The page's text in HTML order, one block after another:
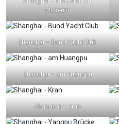
Museum
Shanghai – Bund Yacht Club
Shanghai – am Huangpu
Shanghai – Kran